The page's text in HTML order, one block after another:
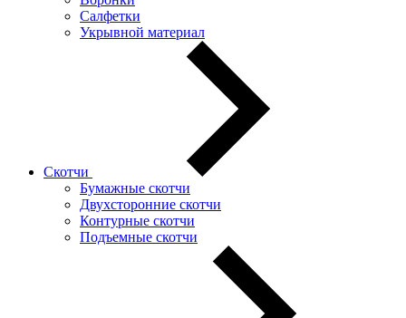
Салфетки
Укрывной материал
Скотчи
Бумажные скотчи
Двухсторонние скотчи
Контурные скотчи
Подъемные скотчи